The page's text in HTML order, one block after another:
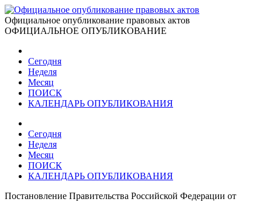
Официальное опубликование правовых актов
ОФИЦИАЛЬНОЕ ОПУБЛИКОВАНИЕ
Сегодня
Неделя
Месяц
ПОИСК
КАЛЕНДАРЬ ОПУБЛИКОВАНИЯ
Сегодня
Неделя
Месяц
ПОИСК
КАЛЕНДАРЬ ОПУБЛИКОВАНИЯ
Постановление Правительства Российской Федерации от